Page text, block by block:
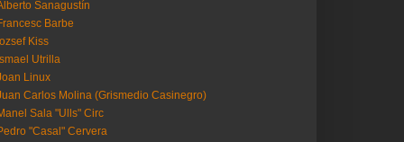
Sanagustín
Barbe
Kiss
Utrilla
Linux
Carlos Molina (Grismedio Casinegro)
Sala "Ulls" Circ
"Casal" Cervera